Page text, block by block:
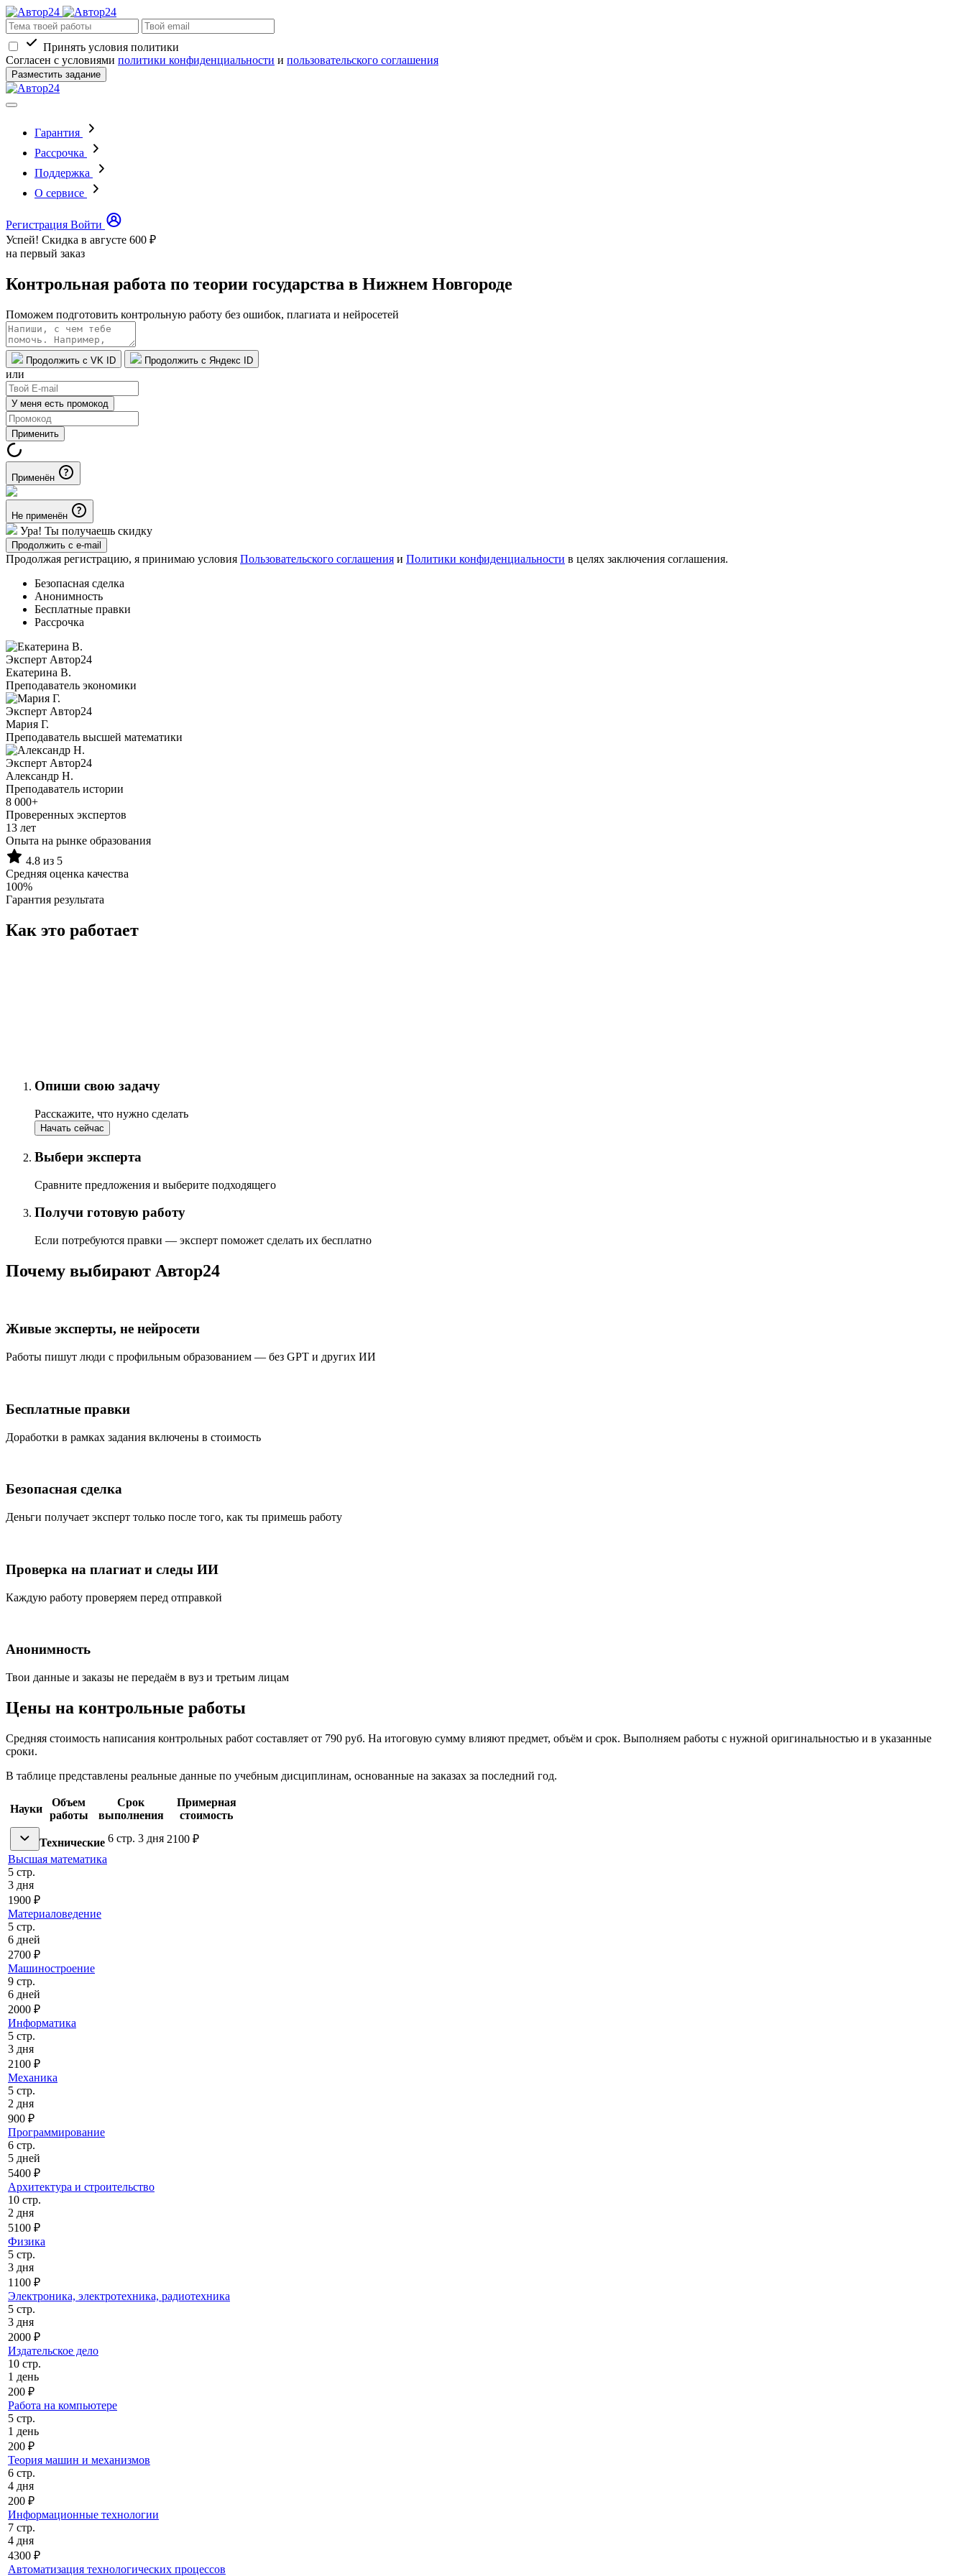
Принять условия политики
Согласен с условиями политики конфиденциальности и пользовательского соглашения
Разместить задание
Гарантия
Рассрочка
Поддержка
О сервисе
Регистрация Войти
Успей! Скидка в августе 600 ₽
на первый заказ
Контрольная работа по теории государства в Нижнем Новгороде
Поможем подготовить контрольную работу без ошибок, плагиата и нейросетей
Продолжить с VK ID Продолжить с Яндекс ID
или
У меня есть промокод
Применить
Применён
Не применён
Ура! Ты получаешь скидку
Продолжить с e-mail
Продолжая регистрацию, я принимаю условия Пользовательского соглашения и Политики конфиденциальности в целях заключения соглашения.
Безопасная сделка
Анонимность
Бесплатные правки
Рассрочка
Эксперт Автор24
Екатерина B.
Преподаватель экономики
Эксперт Автор24
Мария Г.
Преподаватель высшей математики
Эксперт Автор24
Александр Н.
Преподаватель истории
8 000+
Проверенных экспертов
13 лет
Опыта на рынке образования
4.8 из 5
Средняя оценка качества
100%
Гарантия результата
Как это работает
Опиши свою задачу
Расскажите, что нужно сделать
Начать сейчас
Выбери эксперта
Сравните предложения и выберите подходящего
Получи готовую работу
Если потребуются правки — эксперт поможет сделать их бесплатно
Почему выбирают Автор24
Живые эксперты, не нейросети
Работы пишут люди с профильным образованием — без GPT и других ИИ
Бесплатные правки
Доработки в рамках задания включены в стоимость
Безопасная сделка
Деньги получает эксперт только после того, как ты примешь работу
Проверка на плагиат и следы ИИ
Каждую работу проверяем перед отправкой
Анонимность
Твои данные и заказы не передаём в вуз и третьим лицам
Цены на контрольные работы
Средняя стоимость написания контрольных работ составляет от 790 руб. На итоговую сумму влияют предмет, объём и срок. Выполняем работы с нужной оригинальностью и в указанные
сроки.
В таблице представлены реальные данные по учебным дисциплинам, основанные на заказах за последний год.
Науки
Объем
работы
Срок
выполнения
Примерная
стоимость
Технические 6 стр. 3 дня 2100 ₽
Высшая математика
5 стр.
3 дня
1900 ₽
Материаловедение
5 стр.
6 дней
2700 ₽
Машиностроение
9 стр.
6 дней
2000 ₽
Информатика
5 стр.
3 дня
2100 ₽
Механика
5 стр.
2 дня
900 ₽
Программирование
6 стр.
5 дней
5400 ₽
Архитектура и строительство
10 стр.
2 дня
5100 ₽
Физика
5 стр.
3 дня
1100 ₽
Электроника, электротехника, радиотехника
5 стр.
3 дня
2000 ₽
Издательское дело
10 стр.
1 день
200 ₽
Работа на компьютере
5 стр.
1 день
200 ₽
Теория машин и механизмов
6 стр.
4 дня
200 ₽
Информационные технологии
7 стр.
4 дня
4300 ₽
Автоматизация технологических процессов